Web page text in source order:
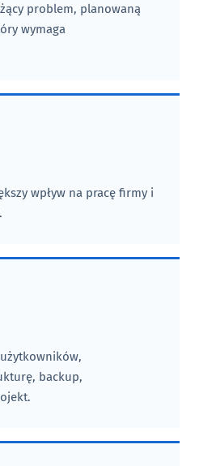
problem, planowaną
wymaga
wpływ na pracę firmy i
backup,